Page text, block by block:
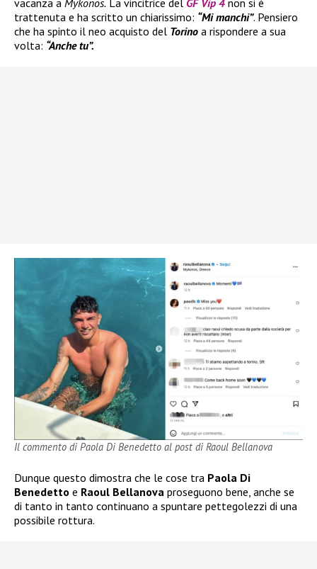
vacanza a Mykonos. La vincitrice del GF Vip 4 non si è
trattenuta e ha scritto un chiarissimo: “Mi manchi”. Pensiero
che ha spinto il neo acquisto del Torino a rispondere a sua
volta: “Anche tu”.
Il commento di Paola Di Benedetto al post di Raoul Bellanova
Dunque questo dimostra che le cose tra Paola Di
Benedetto e Raoul Bellanova proseguono bene, anche se
di tanto in tanto continuano a spuntare pettegolezzi di una
possibile rottura.